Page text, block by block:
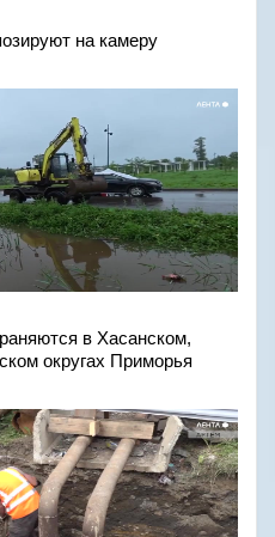
на камеру
в Хасанском,
округах Приморья